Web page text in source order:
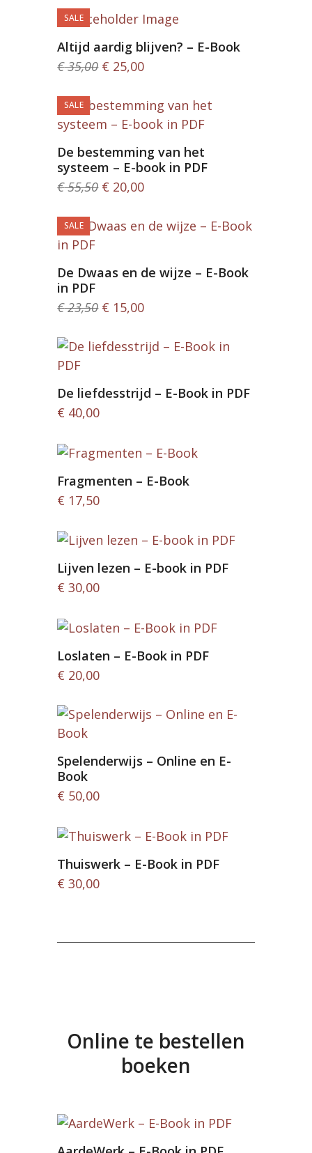
SALE
Altijd aardig blijven? – E-Book
€35,00 Oorspronkelijke
was:
€ 35,00.
€ 25,00Huidige
is:
€ 25,00.
SALE
De bestemming van het
systeem – E-book in PDF
€55,50 Oorspronkelijke
was:
€ 20,00Huidige
is:
€ 20,00.
SALE
De Dwaas en de wijze – E-Book
in PDF
€23,50 Oorspronkelijke
was:
€ 15,00Huidige
is:
€ 15,00.
De liefdesstrijd – E-Book in PDF
€ 40,00
Fragmenten – E-Book
€ 17,50
Lijven lezen – E-book in PDF
€ 30,00
Loslaten – E-Book in PDF
€ 20,00
Spelenderwijs – Online en E-
Book
€ 50,00
Thuiswerk – E-Book in PDF
€ 30,00
Online te bestellen
boeken